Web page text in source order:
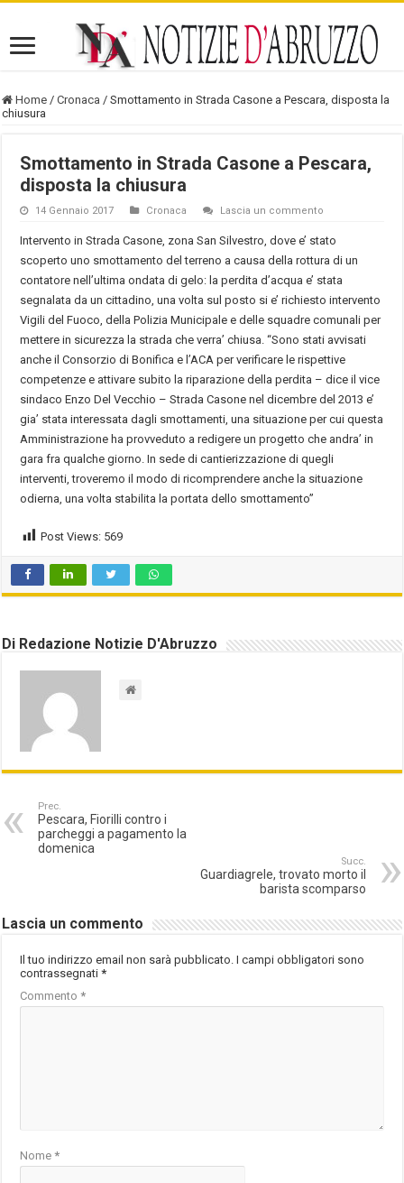
Home / Cronaca / Smottamento in Strada Casone a Pescara, disposta la
chiusura
Smottamento in Strada Casone a Pescara,
disposta la chiusura
14 Gennaio 2017 Cronaca Lascia un commento
Intervento in Strada Casone, zona San Silvestro, dove e’ stato
scoperto uno smottamento del terreno a causa della rottura di un
contatore nell’ultima ondata di gelo: la perdita d’acqua e’ stata
segnalata da un cittadino, una volta sul posto si e’ richiesto intervento
Vigili del Fuoco, della Polizia Municipale e delle squadre comunali per
mettere in sicurezza la strada che verra’ chiusa. “Sono stati avvisati
anche il Consorzio di Bonifica e l’ACA per verificare le rispettive
competenze e attivare subito la riparazione della perdita – dice il vice
sindaco Enzo Del Vecchio – Strada Casone nel dicembre del 2013 e’
gia’ stata interessata dagli smottamenti, una situazione per cui questa
Amministrazione ha provveduto a redigere un progetto che andra’ in
gara fra qualche giorno. In sede di cantierizzazione di quegli
interventi, troveremo il modo di ricomprendere anche la situazione
odierna, una volta stabilita la portata dello smottamento”
Post Views: 569
Di Redazione Notizie D'Abruzzo
Prec.
Pescara, Fiorilli contro i
parcheggi a pagamento la
domenica
Succ.
Guardiagrele, trovato morto il
barista scomparso
Lascia un commento
Il tuo indirizzo email non sarà pubblicato. I campi obbligatori sono
contrassegnati*
Commento*
Nome*